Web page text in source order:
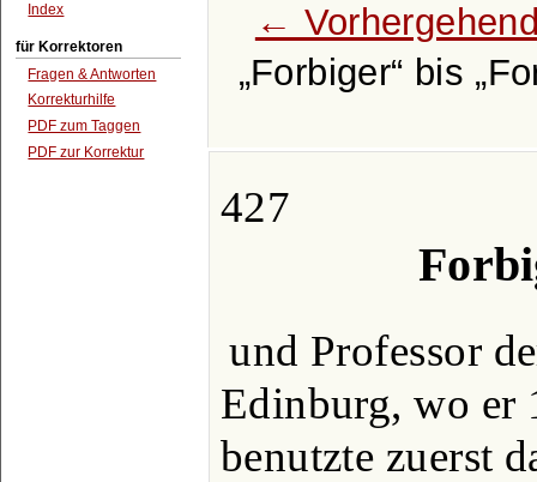
Index
für Korrektoren
Fragen & Antworten
Korrekturhilfe
PDF zum Taggen
PDF zur Korrektur
←
Forbiger
bis
427
und Professor
Edinburg, wo er
benutzte zuerst